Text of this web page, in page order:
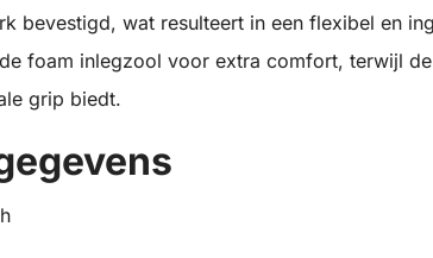
bevestigd, wat resulteert in een flexibel en
foam inlegzool voor extra comfort, terwijl
grip biedt.